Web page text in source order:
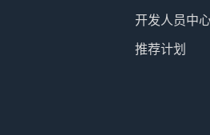
开发人员中
推荐计划